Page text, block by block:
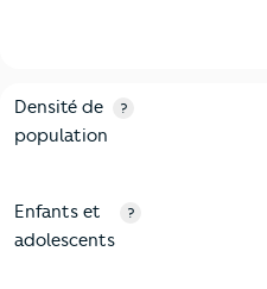
2-Habitants
Critères Grand Mare
Densité de
population
?
Enfants et
adolescents
?